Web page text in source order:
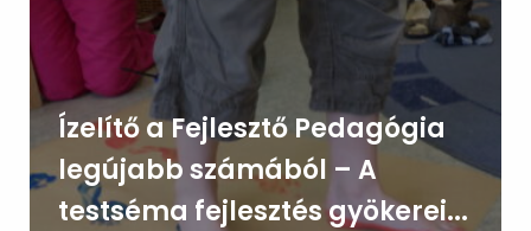
Ízelítő a Fejlesztő Pedagógia
legújabb számából – A
testséma fejlesztés gyökerei...